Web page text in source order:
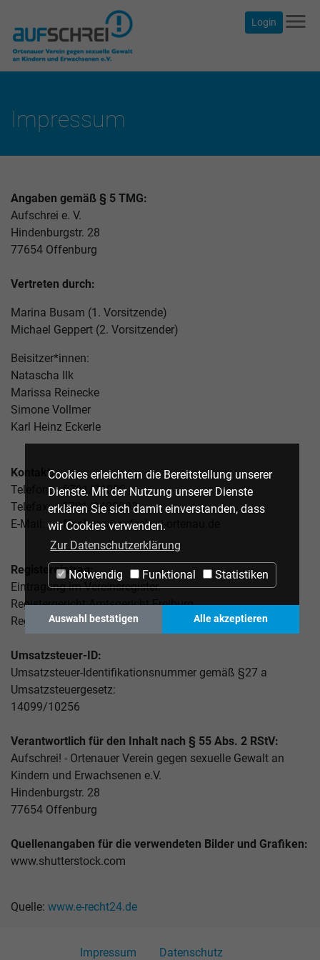
Cookies erleichtern die Bereitstellung unserer
Dienste. Mit der Nutzung unserer Dienste
erklären Sie sich damit einverstanden, dass
wir Cookies verwenden.
Zur Datenschutzerklärung
Notwendig Funktional Statistiken
Auswahl bestätigen Alle akzeptieren
Login menu
Impressum
Angaben gemäß § 5 TMG:
Aufschrei e. V.
Hindenburgstr. 28
77654 Offenburg
Vertreten durch:
Marina Busam (1. Vorsitzende)
Michael Geppert (2. Vorsitzender)
Beisitzer*innen:
Natascha Ilk
Marissa Reinecke
Simone Vollmer
Karl Heinz Eckerle
Kontakt:
Telefon: 0781/31000
Telefax: 0781/9400993
E-Mail: offenburg@aufschrei-ortenau.de
Registereintrag:
Eintragung im Vereinsregister.
Registergericht:Amtsgericht Freiburg
Registernummer: VR 470578
Umsatzsteuer-ID:
Umsatzsteuer-Identifikationsnummer gemäß §27 a
Umsatzsteuergesetz:
14099/10256
Verantwortlich für den Inhalt nach § 55 Abs. 2 RStV:
Aufschrei! - Ortenauer Verein gegen sexuelle Gewalt an
Kindern und Erwachsenen e.V.
Hindenburgstr. 28
77654 Offenburg
Quellenangaben für die verwendeten Bilder und Grafiken:
www.shutterstock.com
Quelle: www.e-recht24.de
Impressum Datenschutz